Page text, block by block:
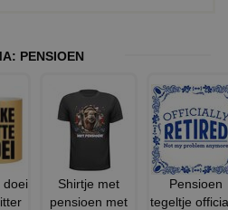
PENSIOEN
doei
Shirtje met
pensioen met
Pensioen
tegeltje